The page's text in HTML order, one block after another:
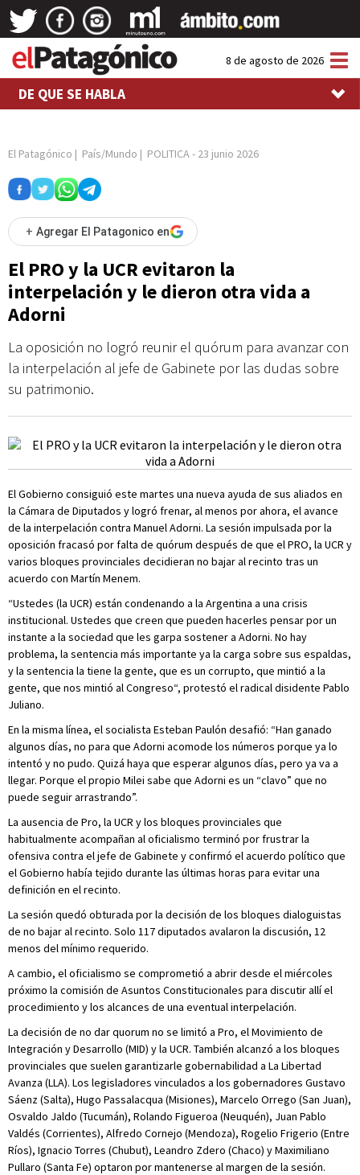
8 de agosto de 2026
DE QUE SE HABLA
El Patagónico | País/Mundo | POLITICA- 23 junio 2026
+ Agregar El Patagonico en
El PRO y la UCR evitaron la
interpelación y le dieron otra vida a
Adorni
La oposición no logró reunir el quórum para avanzar con
la interpelación al jefe de Gabinete por las dudas sobre
su patrimonio.
El Gobierno consiguió este martes una nueva ayuda de sus aliados en
la Cámara de Diputados y logró frenar, al menos por ahora, el avance
de la interpelación contra Manuel Adorni. La sesión impulsada por la
oposición fracasó por falta de quórum después de que el PRO, la UCR y
varios bloques provinciales decidieran no bajar al recinto tras un
acuerdo con Martín Menem.
“Ustedes (la UCR) están condenando a la Argentina a una crisis
institucional. Ustedes que creen que pueden hacerles pensar por un
instante a la sociedad que les garpa sostener a Adorni. No hay
problema, la sentencia más importante ya la carga sobre sus espaldas,
y la sentencia la tiene la gente, que es un corrupto, que mintió a la
gente, que nos mintió al Congreso“, protestó el radical disidente Pablo
Juliano.
En la misma línea, el socialista Esteban Paulón desafió: “Han ganado
algunos días, no para que Adorni acomode los números porque ya lo
intentó y no pudo. Quizá haya que esperar algunos días, pero ya va a
llegar. Porque el propio Milei sabe que Adorni es un “clavo” que no
puede seguir arrastrando”.
La ausencia de Pro, la UCR y los bloques provinciales que
habitualmente acompañan al oficialismo terminó por frustrar la
ofensiva contra el jefe de Gabinete y confirmó el acuerdo político que
el Gobierno había tejido durante las últimas horas para evitar una
definición en el recinto.
La sesión quedó obturada por la decisión de los bloques dialoguistas
de no bajar al recinto. Solo 117 diputados avalaron la discusión, 12
menos del mínimo requerido.
A cambio, el oficialismo se comprometió a abrir desde el miércoles
próximo la comisión de Asuntos Constitucionales para discutir allí el
procedimiento y los alcances de una eventual interpelación.
La decisión de no dar quorum no se limitó a Pro, el Movimiento de
Integración y Desarrollo (MID) y la UCR. También alcanzó a los bloques
provinciales que suelen garantizarle gobernabilidad a La Libertad
Avanza (LLA). Los legisladores vinculados a los gobernadores Gustavo
Sáenz (Salta), Hugo Passalacqua (Misiones), Marcelo Orrego (San Juan),
Osvaldo Jaldo (Tucumán), Rolando Figueroa (Neuquén), Juan Pablo
Valdés (Corrientes), Alfredo Cornejo (Mendoza), Rogelio Frigerio (Entre
Ríos), Ignacio Torres (Chubut), Leandro Zdero (Chaco) y Maximiliano
Pullaro (Santa Fe) optaron por mantenerse al margen de la sesión.